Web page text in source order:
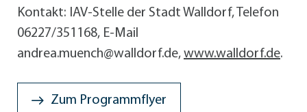
Kontakt: IAV-Stelle der Stadt Walldorf, Telefon
06227/351168, E-Mail
andrea.muench@walldorf.de, www.walldorf.de.
Zum Programmflyer